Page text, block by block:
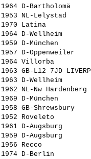
1964 D-Bartholomä
1953 NL-Lelystad
1970 Latina
1964 D-Wellheim
1959 D-München
1957 D-
1964 Villorba
1963 GB-L12 7JD
1963 D-Wellheim
1962 NL-Nw
1969 D-München
1958 GB-
1952 Roveleto
1961 D-Augsburg
1959 D-Augsburg
1956 Recco
1974 D-Berlin